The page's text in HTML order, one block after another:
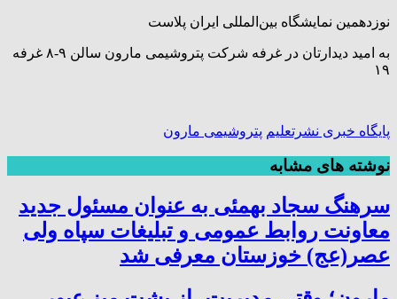
نوزدهمین نمایشگاه بین‌المللی ایران پلاست
به امید دیدارتان در غرفه شرکت پتروشیمی مارون سالن ۹-۸ غرفه
۱۹
پایگاه خبری نشرتعلیم پتروشیمی مارون
نوشته های مشابه
سرهنگ سجاد بهمئی به عنوان مسئول جدید
معاونت روابط عمومی و تبلیغات سپاه ولی
عصر(عج) خوزستان معرفی شد